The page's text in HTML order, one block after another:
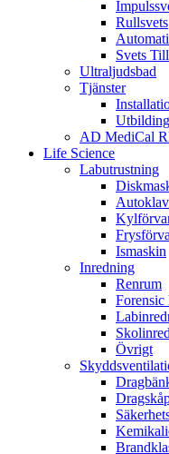
Rullsvets
Svets
Ultraljudsbad
Tjänster
Utbilding
AD MediCal
Life Science
Labutrustning
Ismaskin
Inredning
Renrum
Övrigt